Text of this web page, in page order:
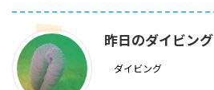
昨日のダイビング
ダイビング